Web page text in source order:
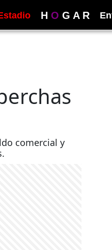
H O G A R
comercial y